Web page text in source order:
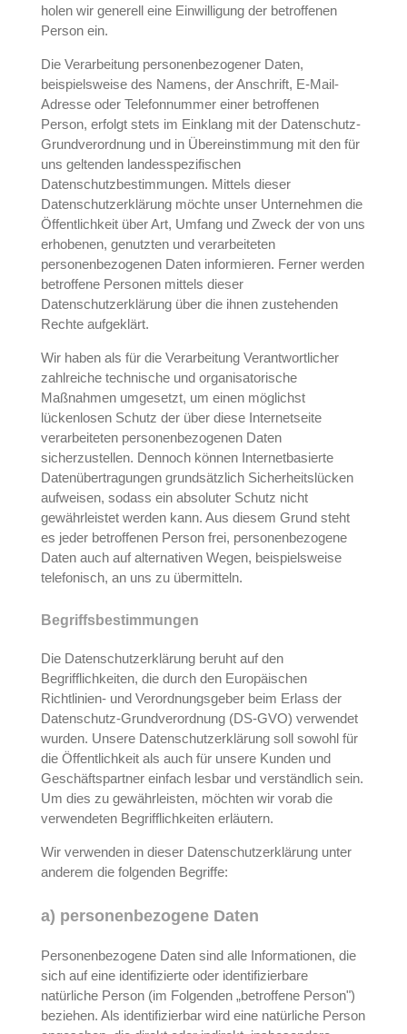
holen wir generell eine Einwilligung der betroffenen
Person ein.
Die Verarbeitung personenbezogener Daten,
beispielsweise des Namens, der Anschrift, E-Mail-
Adresse oder Telefonnummer einer betroffenen
Person, erfolgt stets im Einklang mit der Datenschutz-
Grundverordnung und in Übereinstimmung mit den für
uns geltenden landesspezifischen
Datenschutzbestimmungen. Mittels dieser
Datenschutzerklärung möchte unser Unternehmen die
Öffentlichkeit über Art, Umfang und Zweck der von uns
erhobenen, genutzten und verarbeiteten
personenbezogenen Daten informieren. Ferner werden
betroffene Personen mittels dieser
Datenschutzerklärung über die ihnen zustehenden
Rechte aufgeklärt.
Wir haben als für die Verarbeitung Verantwortlicher
zahlreiche technische und organisatorische
Maßnahmen umgesetzt, um einen möglichst
lückenlosen Schutz der über diese Internetseite
verarbeiteten personenbezogenen Daten
sicherzustellen. Dennoch können Internetbasierte
Datenübertragungen grundsätzlich Sicherheitslücken
aufweisen, sodass ein absoluter Schutz nicht
gewährleistet werden kann. Aus diesem Grund steht
es jeder betroffenen Person frei, personenbezogene
Daten auch auf alternativen Wegen, beispielsweise
telefonisch, an uns zu übermitteln.
Begriffsbestimmungen
Die Datenschutzerklärung beruht auf den
Begrifflichkeiten, die durch den Europäischen
Richtlinien- und Verordnungsgeber beim Erlass der
Datenschutz-Grundverordnung (DS-GVO) verwendet
wurden. Unsere Datenschutzerklärung soll sowohl für
die Öffentlichkeit als auch für unsere Kunden und
Geschäftspartner einfach lesbar und verständlich sein.
Um dies zu gewährleisten, möchten wir vorab die
verwendeten Begrifflichkeiten erläutern.
Wir verwenden in dieser Datenschutzerklärung unter
anderem die folgenden Begriffe:
a) personenbezogene Daten
Personenbezogene Daten sind alle Informationen, die
sich auf eine identifizierte oder identifizierbare
natürliche Person (im Folgenden „betroffene Person")
beziehen. Als identifizierbar wird eine natürliche Person